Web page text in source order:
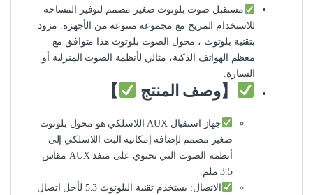
مستقبل صوت بلوتوث صغير مصمم لتوفير المساحة
للاستخدام المريح مع مجموعة متنوعة من الأجهزة. مزود
بتقنية بلوتوث ، محول الصوت بلوتوث هذا متوافق مع
معظم الهواتف الذكية، مثالي لأنظمة الصوت المنزلية أو
السيارة.
【وصف المنتج 】
جهاز استقبال AUX اللاسلكي هو محول بلوتوث
صغير مصمم لإضافة إمكانية البث اللاسلكي إلى
أنظمة الصوت التي تحتوي على منفذ AUX مقاس
3.5 ملم.
الاتصال: يستخدم تقنية البلوتوث 5.3 لأجل اتصال